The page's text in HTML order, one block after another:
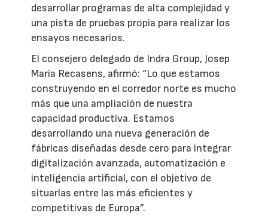
desarrollar programas de alta complejidad y
una pista de pruebas propia para realizar los
ensayos necesarios.
El consejero delegado de Indra Group, Josep
María Recasens, afirmó: “Lo que estamos
construyendo en el corredor norte es mucho
más que una ampliación de nuestra
capacidad productiva. Estamos
desarrollando una nueva generación de
fábricas diseñadas desde cero para integrar
digitalización avanzada, automatización e
inteligencia artificial, con el objetivo de
situarlas entre las más eficientes y
competitivas de Europa”.